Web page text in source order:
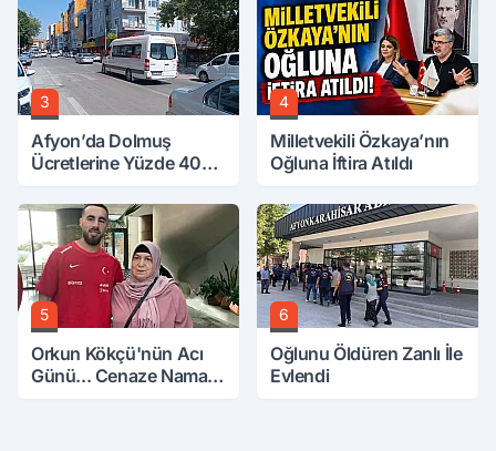
3
Afyon’da Dolmuş
Ücretlerine Yüzde 40
4
Milletvekili Özkaya’nın
Oğluna İftira Atıldı
5
Orkun Kökçü'nün Acı
Günü... Cenaze Namazı
6
Oğlunu Öldüren Zanlı İle
Evlendi